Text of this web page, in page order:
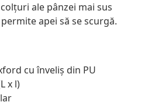
ale pânzei mai sus
apei să se scurgă.
cu înveliș din PU
x l)